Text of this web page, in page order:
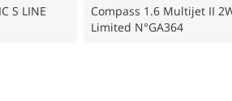
S LINE
Compass 1.6 Multijet II
Limited N°GA364